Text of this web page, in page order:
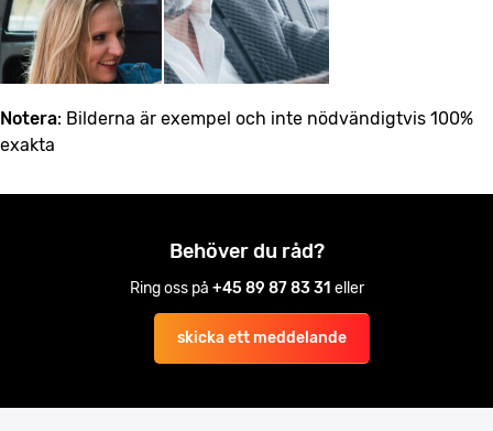
Notera: Bilderna är exempel och inte nödvändigtvis 100%
exakta
Behöver du råd?
Ring oss på +45 89 87 83 31 eller
skicka ett meddelande